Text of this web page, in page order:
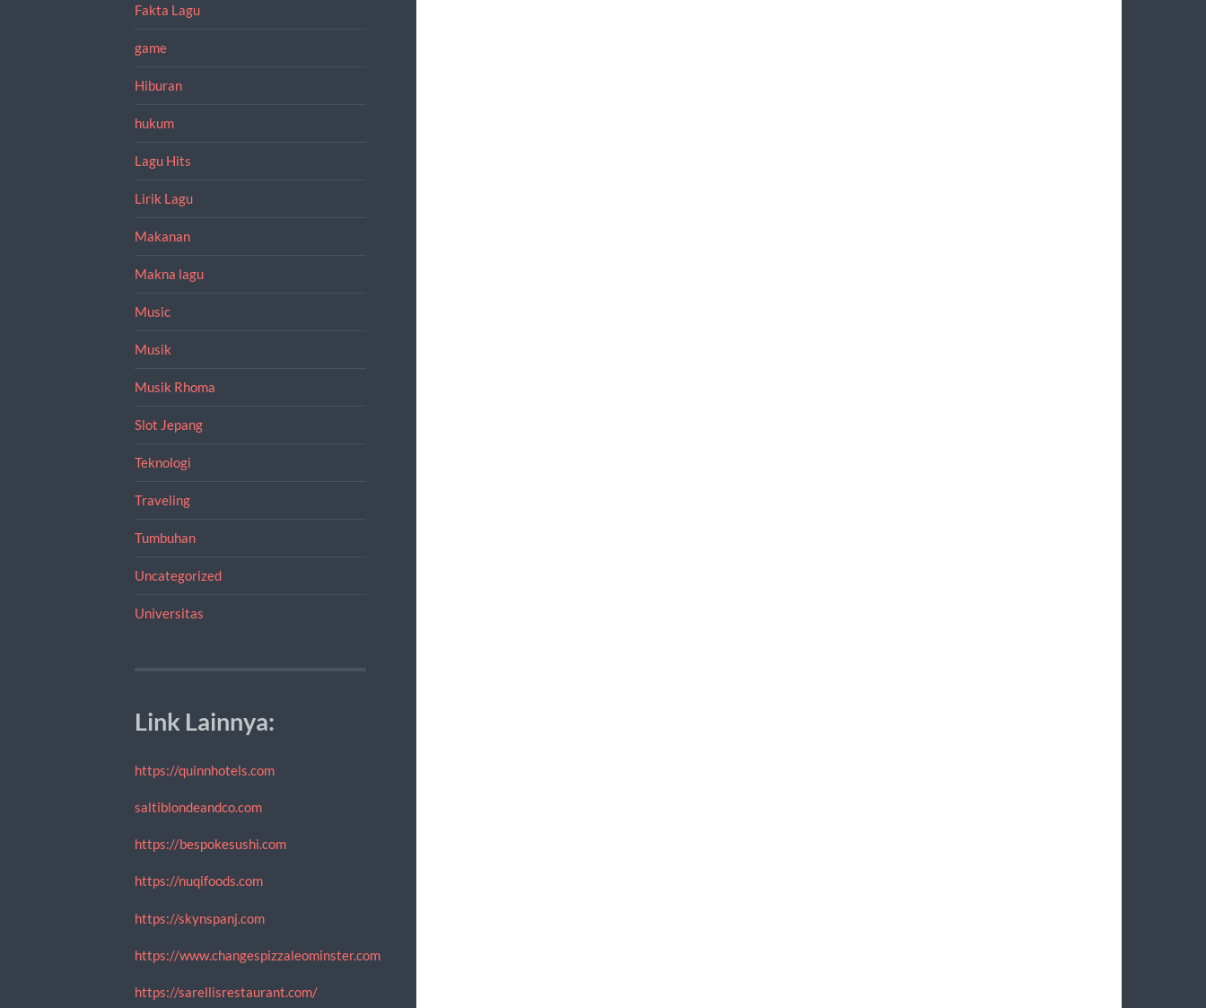
Fakta Lagu
game
Hiburan
hukum
Lagu Hits
Lirik Lagu
Makanan
Makna lagu
Music
Musik
Musik Rhoma
Slot Jepang
Teknologi
Traveling
Tumbuhan
Uncategorized
Universitas
Link Lainnya:
https://quinnhotels.com
saltiblondeandco.com
https://bespokesushi.com
https://nuqifoods.com
https://skynspanj.com
https://www.changespizzaleominster.com
https://sarellisrestaurant.com/